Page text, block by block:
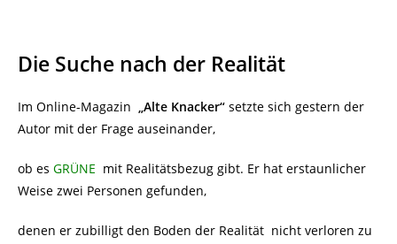
Die Suche nach der Realität
Im Online-Magazin „Alte Knacker“ setzte sich gestern der
Autor mit der Frage auseinander,
ob es GRÜNE mit Realitätsbezug gibt. Er hat erstaunlicher
Weise zwei Personen gefunden,
denen er zubilligt den Boden der Realität nicht verloren zu